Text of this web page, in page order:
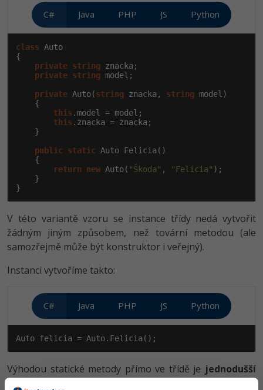
C# Java PHP JS Python
class Auto
{
private string znacka;
private string model;
private Auto(string znacka, string model)
    {
this .model = model;
this .znacka = znacka;
    }
public
static Auto Felicia()
    {
return
new Auto( "Škoda" , "Felicia" );
    }
}
V této variantě vzoru se instance třídy nedá vytvořit
žádným jiným způsobem, než tovární metodou (ale
samozřejmě může být konstruktor i veřejný).
Instanci vytvoříme takto:
C# Java PHP JS Python
Auto felicia = Auto.Felicia();
Výhodou statické metody přímo ve třídě je jednodušší